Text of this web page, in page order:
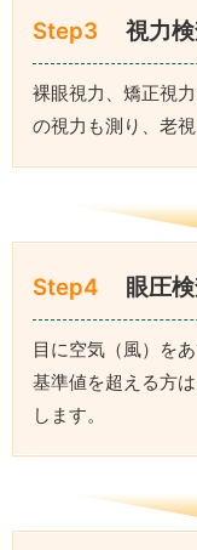
Step3 視力検
裸眼視力、矯正視
の視力も測り、老視
Step4 眼圧検
目に空気（風）を
基準値を超える方
します。